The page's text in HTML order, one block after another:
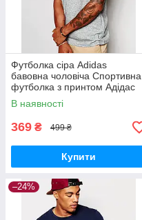
Футболка сіра Adidas
бавовна чоловіча Спортивна
футболка з принтом Адідас
В наявності
369 ₴ 499 ₴
Купити
–24%